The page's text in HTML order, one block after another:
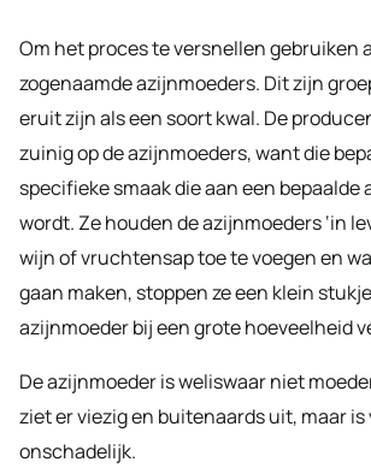
Om het proces te versnellen gebruiken
zogenaamde azijnmoeders. Dit zijn
eruit zijn als een soort kwal. De
zuinig op de azijnmoeders, want die
specifieke smaak die aan een bepaalde
wordt. Ze houden de azijnmoeders ‘in
wijn of vruchtensap toe te voegen en
gaan maken, stoppen ze een klein
azijnmoeder bij een grote hoeveelheid
De azijnmoeder is weliswaar niet
ziet er viezig en buitenaards uit, maar
onschadelijk.